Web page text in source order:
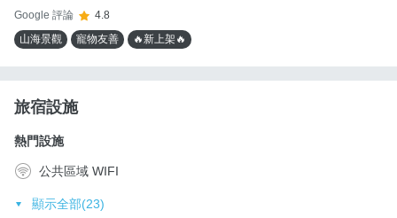
Google 評論
4.8
山海景觀
寵物友善 🔥新上架🔥
旅宿設施
熱門設施
公共區域 WIFI
顯示全部(23)